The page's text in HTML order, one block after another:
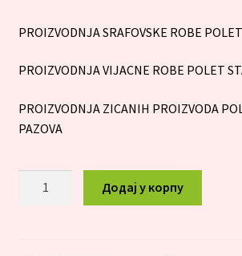
PROIZVODNJA SRAFOVSKE ROBE
PROIZVODNJA VIJACNE ROBE POLET
PROIZVODNJA ZICANIH PROIZVODA
PAZOVA
Додај у корпу